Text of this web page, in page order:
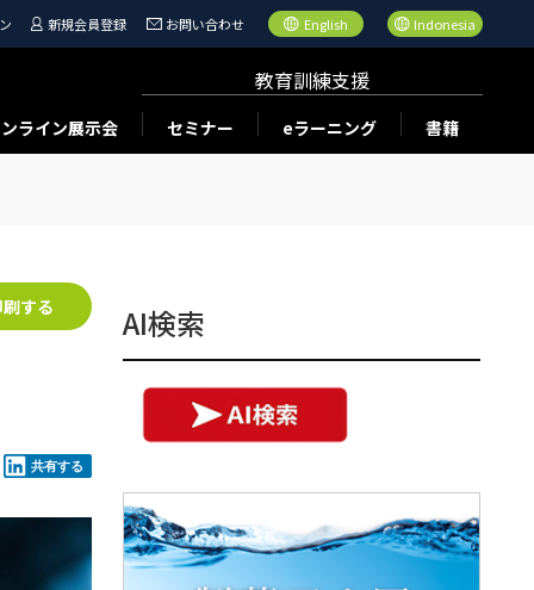
新規会員登録 お問い合わせ English Indonesia
ライン展示会
教育訓練支援
セミナー eラーニング 書籍
する
共有する
AI検索